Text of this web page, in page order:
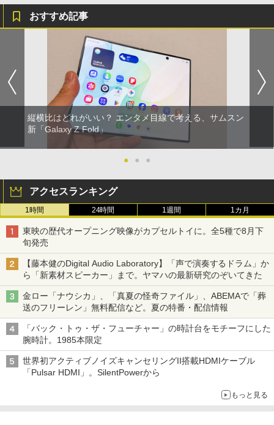
おすすめ記事
縦横比はどれがいい？ エンタメ目線で考える、サムスン
新「Galaxy Z Fold」
● ● ●
アクセスランキング
1時間 24時間 1週間 1カ月
東映の歴代オープニング映像がカプセルトイに。全5種で8月下
旬発売
【藤本健のDigital Audio Laboratory】「声で演奏するドラム」か
ら「新素材スピーカー」まで。ヤマハの最新研究のぞいてきた
金ロー「ナウシカ」、「真夏の怪奇ファイル」、ABEMAで「葬
送のフリーレン」無料配信など。夏の特番・配信情報
「バック・トゥ・ザ・フューチャー」の時計台をモチーフにした
腕時計。1985本限定
世界初アクティブノイズキャンセリングII搭載HDMIケーブル
「Pulsar HDMI」。SilentPowerから
もっと見る